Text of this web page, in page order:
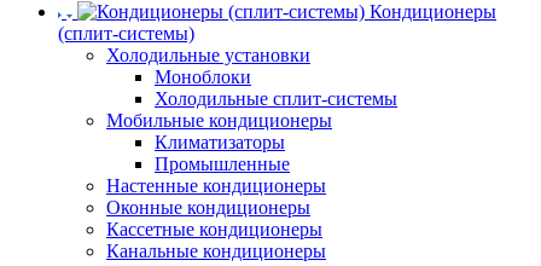
Кондиционеры
(сплит-системы)
Холодильные установки
Моноблоки
Холодильные сплит-системы
Мобильные кондиционеры
Климатизаторы
Промышленные
Настенные кондиционеры
Оконные кондиционеры
Кассетные кондиционеры
Канальные кондиционеры